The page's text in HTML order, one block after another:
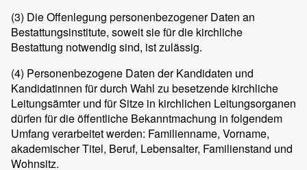
(3) Die Offenlegung personenbezogener Daten an
Bestattungsinstitute, soweit sie für die kirchliche
Bestattung notwendig sind, ist zulässig.
(4) Personenbezogene Daten der Kandidaten und
Kandidatinnen für durch Wahl zu besetzende kirchliche
Leitungsämter und für Sitze in kirchlichen Leitungsorganen
dürfen für die öffentliche Bekanntmachung in folgendem
Umfang verarbeitet werden: Familienname, Vorname,
akademischer Titel, Beruf, Lebensalter, Familienstand und
Wohnsitz.